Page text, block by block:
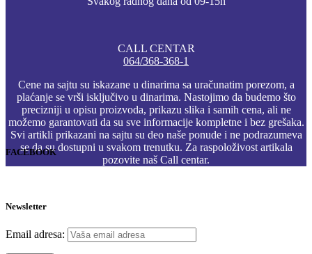
CALL CENTAR
064/368-368-1
Cene na sajtu su iskazane u dinarima sa uračunatim porezom, a
plaćanje se vrši isključivo u dinarima. Nastojimo da budemo što
precizniji u opisu proizvoda, prikazu slika i samih cena, ali ne
možemo garantovati da su sve informacije kompletne i bez grešaka.
Svi artikli prikazani na sajtu su deo naše ponude i ne podrazumeva
se da su dostupni u svakom trenutku. Za raspoloživost artikala
pozovite naš Call centar.
FACEBOOK
Newsletter
Email adresa: